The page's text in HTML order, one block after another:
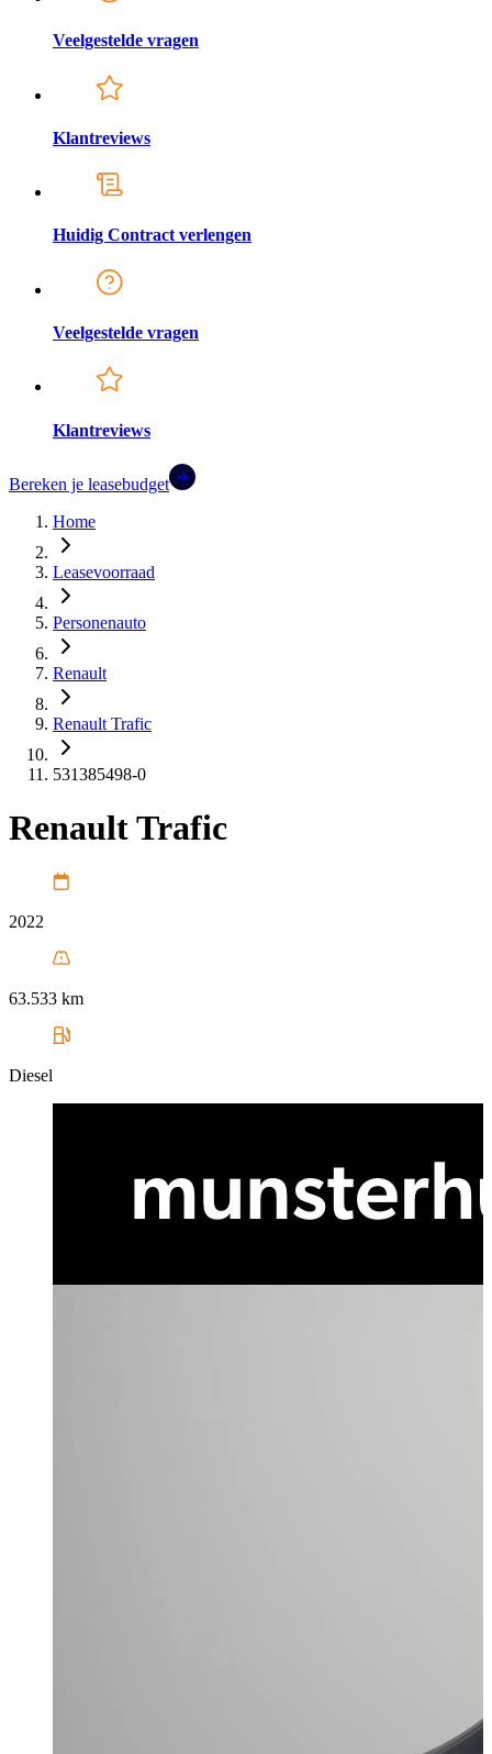
Veelgestelde vragen
Klantreviews
Huidig Contract verlengen
Veelgestelde vragen
Klantreviews
Bereken je leasebudget
Home
Leasevoorraad
Personenauto
Renault
Renault Trafic
531385498-0
Renault Trafic
2022
63.533 km
Diesel